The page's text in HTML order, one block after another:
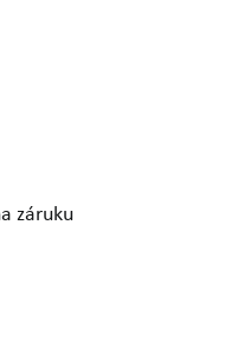
záruku